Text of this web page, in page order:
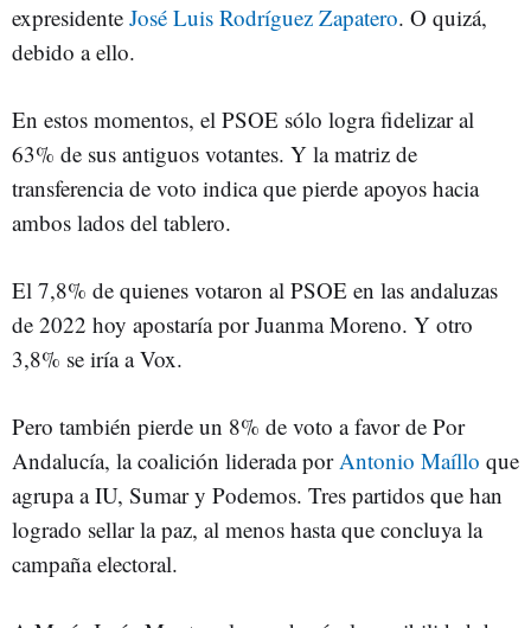
expresidente José Luis Rodríguez Zapatero. O quizá,
debido a ello.
En estos momentos, el PSOE sólo logra fidelizar al
63% de sus antiguos votantes. Y la matriz de
transferencia de voto indica que pierde apoyos hacia
ambos lados del tablero.
El 7,8% de quienes votaron al PSOE en las andaluzas
de 2022 hoy apostaría por Juanma Moreno. Y otro
3,8% se iría a Vox.
Pero también pierde un 8% de voto a favor de Por
Andalucía, la coalición liderada por Antonio Maíllo que
agrupa a IU, Sumar y Podemos. Tres partidos que han
logrado sellar la paz, al menos hasta que concluya la
campaña electoral.